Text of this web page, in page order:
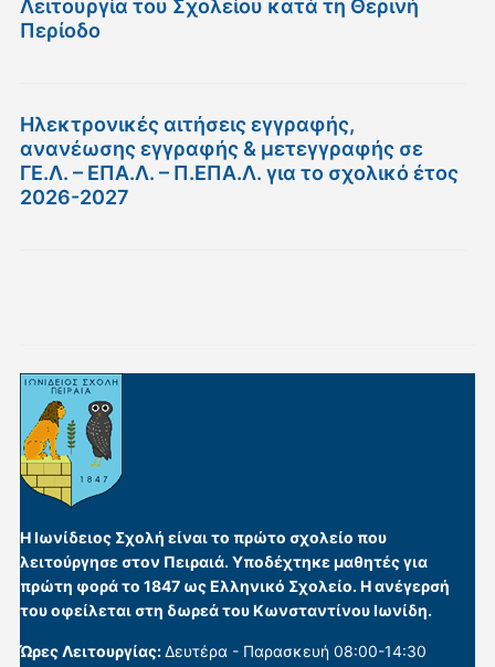
Λειτουργία του Σχολείου κατά τη Θερινή
Περίοδο
Ηλεκτρονικές αιτήσεις εγγραφής,
ανανέωσης εγγραφής & μετεγγραφής σε
ΓΕ.Λ. – ΕΠΑ.Λ. – Π.ΕΠΑ.Λ. για το σχολικό έτος
2026-2027
Η Ιωνίδειος Σχολή είναι το πρώτο σχολείο που
λειτούργησε στον Πειραιά. Υποδέχτηκε μαθητές για
πρώτη φορά το 1847 ως Ελληνικό Σχολείο. Η ανέγερσή
του οφείλεται στη δωρεά του Κωνσταντίνου Ιωνίδη.
Ώρες Λειτουργίας:Δευτέρα - Παρασκευή 08:00-14:30